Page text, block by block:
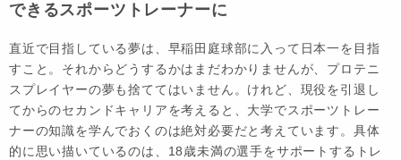
できるスポーツトレーナーに
直近で目指している夢は、早稲田庭球部に入って日本一を目指
すこと。それからどうするかはまだわかりませんが、プロテニ
スプレイヤーの夢も捨ててはいません。けれど、現役を引退し
てからのセカンドキャリアを考えると、大学でスポーツトレー
ナーの知識を学んでおくのは絶対必要だと考えています。具体
的に思い描いているのは、18歳未満の選手をサポートするトレ